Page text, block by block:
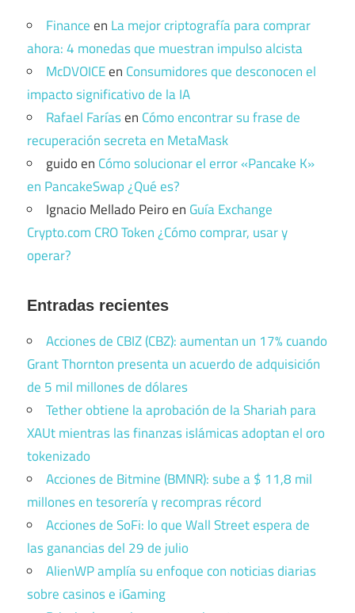
Financeen La mejor criptografía para comprar
ahora: 4 monedas que muestran impulso alcista
McDVOICEen Consumidores que desconocen el
impacto significativo de la IA
Rafael Faríasen Cómo encontrar su frase de
recuperación secreta en MetaMask
guidoen Cómo solucionar el error «Pancake K»
en PancakeSwap ¿Qué es?
Ignacio Mellado Peiroen Guía Exchange
Crypto.com CRO Token ¿Cómo comprar, usar y
operar?
Entradas recientes
Acciones de CBIZ (CBZ): aumentan un 17% cuando
Grant Thornton presenta un acuerdo de adquisición
de 5 mil millones de dólares
Tether obtiene la aprobación de la Shariah para
XAUt mientras las finanzas islámicas adoptan el oro
tokenizado
Acciones de Bitmine (BMNR): sube a $ 11,8 mil
millones en tesorería y recompras récord
Acciones de SoFi: lo que Wall Street espera de
las ganancias del 29 de julio
AlienWP amplía su enfoque con noticias diarias
sobre casinos e iGaming